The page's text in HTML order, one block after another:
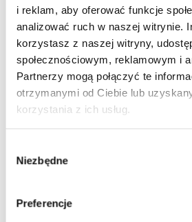
i reklam, aby oferować funkcje
analizować ruch w naszej witrynie.
korzystasz z naszej witryny,
społecznościowym, reklamowym i
Partnerzy mogą połączyć te
otrzymanymi od Ciebie lub
korzystania z ich usług.
Niezbędne
Preferencje